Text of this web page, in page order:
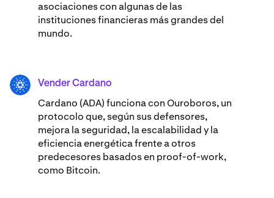
asociaciones con algunas de las
instituciones financieras más grandes del
mundo.
ADA Vender Cardano
Cardano (ADA) ​​funciona con Ouroboros, un
protocolo que, según sus defensores,
mejora la seguridad, la escalabilidad y la
eficiencia energética frente a otros
predecesores basados en proof-of-work,
como Bitcoin.